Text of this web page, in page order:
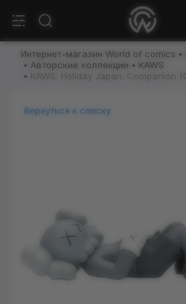
Интернет-магазин World of comics
Авторские коллекции
KAWS
KAWS: Holiday Japan: Companion
Вернуться к списку